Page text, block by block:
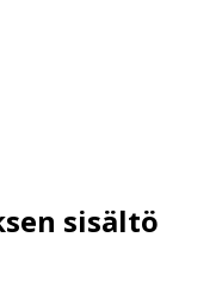
sisältö